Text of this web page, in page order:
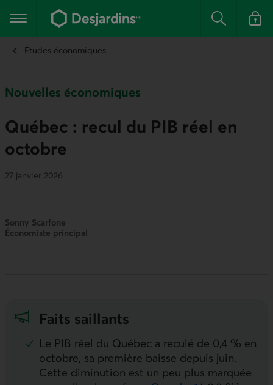
contenu
Menu principal Rechercher
Se
Études économiques
Nouvelles économiques
Québec : recul du PIB réel en
octobre
27 janvier 2026
Sonny Scarfone
Économiste principal
Faits saillants
Le PIB réel du Québec a reculé de 0,4 % en
octobre, sa première baisse depuis juin.
Cette diminution est un peu plus marquée